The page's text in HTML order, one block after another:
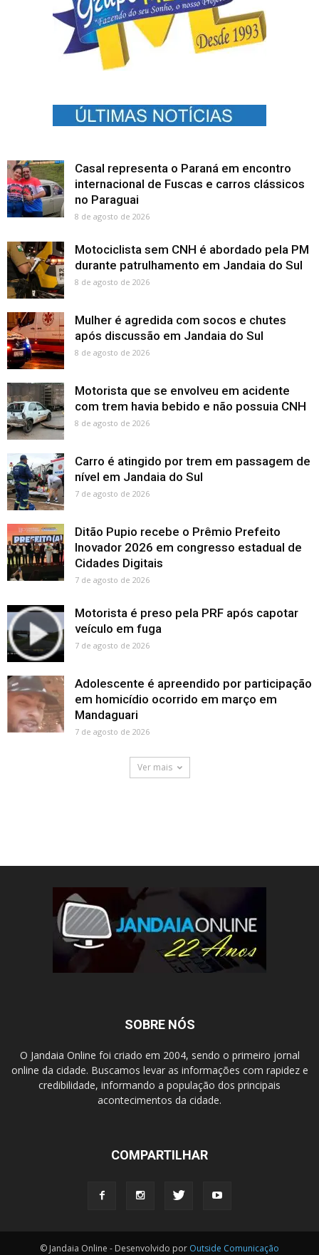
Casal representa o Paraná em encontro
internacional de Fuscas e carros clássicos
no Paraguai
8 de agosto de 2026
Motociclista sem CNH é abordado pela PM
durante patrulhamento em Jandaia do Sul
8 de agosto de 2026
Mulher é agredida com socos e chutes
após discussão em Jandaia do Sul
8 de agosto de 2026
Motorista que se envolveu em acidente
com trem havia bebido e não possuia CNH
8 de agosto de 2026
Carro é atingido por trem em passagem de
nível em Jandaia do Sul
7 de agosto de 2026
Ditão Pupio recebe o Prêmio Prefeito
Inovador 2026 em congresso estadual de
Cidades Digitais
7 de agosto de 2026
Motorista é preso pela PRF após capotar
veículo em fuga
7 de agosto de 2026
Adolescente é apreendido por participação
em homicídio ocorrido em março em
Mandaguari
7 de agosto de 2026
Ver mais
SOBRE NÓS
O Jandaia Online foi criado em 2004, sendo o primeiro jornal
online da cidade. Buscamos levar as informações com rapidez e
credibilidade, informando a população dos principais
acontecimentos da cidade.
COMPARTILHAR
© Jandaia Online - Desenvolvido por Outside Comunicação